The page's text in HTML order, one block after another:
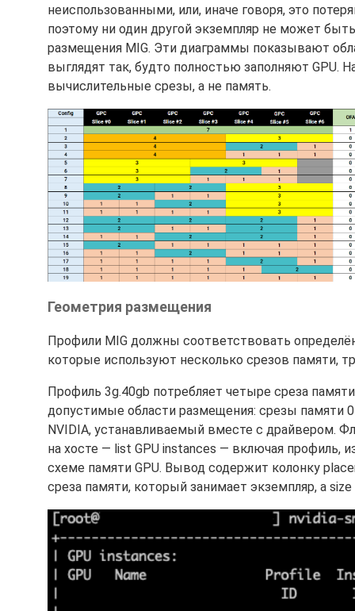
неиспользованными, или, иначе говоря, это
поэтому ни один другой экземпляр не может
размещения MIG. Эти диаграммы показывают
выглядят так, будто полностью заполняют
вычислительные срезы, а не память.
Геометрия размещения
Профили MIG должны соответствовать
которые используют несколько срезов памяти,
Профиль 3g.40gb потребляет четыре среза
допустимые области размещения: срезы памяти
NVIDIA, устанавливаемый вместе с драйвером.
на хосте — list GPU instances — включая профиль,
схеме памяти GPU. Вывод содержит колонку
среза памяти, который занимает экземпляр, а